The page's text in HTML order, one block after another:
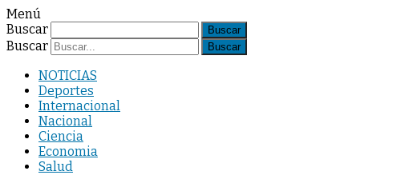
Menú
Buscar
Buscar
NOTICIAS
Deportes
Internacional
Nacional
Ciencia
Economia
Salud